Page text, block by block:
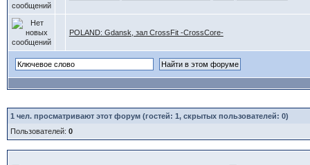
POLAND: Gdansk, зал CrossFit -CrossСore-
1 чел. просматривают этот форум (гостей: 1, скрытых пользователей: 0)
Пользователей: 0